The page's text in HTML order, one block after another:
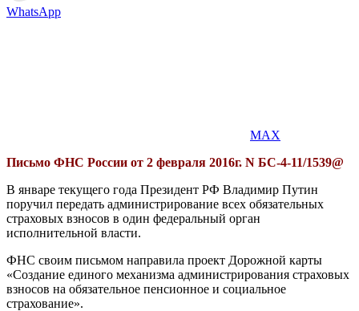
WhatsApp
MAX
Письмо ФНС России от 2 февраля 2016г. N БС-4-11/1539@
В январе текущего года Президент РФ Владимир Путин
поручил передать администрирование всех обязательных
страховых взносов в один федеральный орган
исполнительной власти.
ФНС своим письмом направила проект Дорожной карты
«Создание единого механизма администрирования страховых
взносов на обязательное пенсионное и социальное
страхование».